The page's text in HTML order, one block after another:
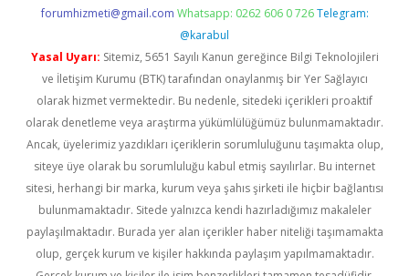
forumhizmeti@gmail.com Whatsapp: 0262 606 0 726 Telegram:
@karabul
Yasal Uyarı: Sitemiz, 5651 Sayılı Kanun gereğince Bilgi Teknolojileri
ve İletişim Kurumu (BTK) tarafından onaylanmış bir Yer Sağlayıcı
olarak hizmet vermektedir. Bu nedenle, sitedeki içerikleri proaktif
olarak denetleme veya araştırma yükümlülüğümüz bulunmamaktadır.
Ancak, üyelerimiz yazdıkları içeriklerin sorumluluğunu taşımakta olup,
siteye üye olarak bu sorumluluğu kabul etmiş sayılırlar. Bu internet
sitesi, herhangi bir marka, kurum veya şahıs şirketi ile hiçbir bağlantısı
bulunmamaktadır. Sitede yalnızca kendi hazırladığımız makaleler
paylaşılmaktadır. Burada yer alan içerikler haber niteliği taşımamakta
olup, gerçek kurum ve kişiler hakkında paylaşım yapılmamaktadır.